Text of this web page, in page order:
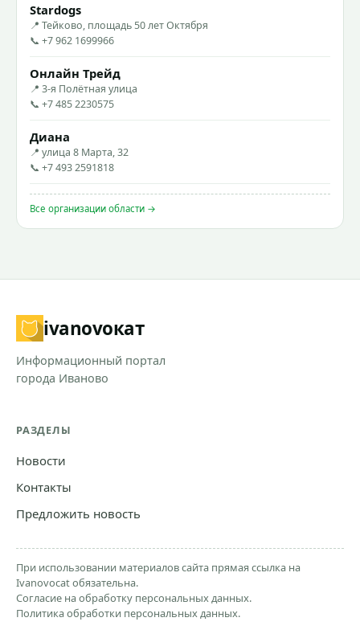
Stardogs
📍 Тейково, площадь 50 лет Октября
📞 +7 962 1699966
Онлайн Трейд
📍 3-я Полётная улица
📞 +7 485 2230575
Диана
📍 улица 8 Марта, 32
📞 +7 493 2591818
Все организации области →
ivanovoкат
Информационный портал
города Иваново
РАЗДЕЛЫ
Новости
Контакты
Предложить новость
При использовании материалов сайта прямая ссылка на
Ivanovocat обязательна.
Согласие на обработку персональных данных.
Политика обработки персональных данных.